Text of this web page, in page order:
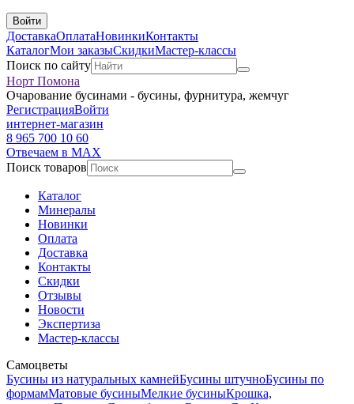
Войти
ДоставкаОплатаНовинкиКонтакты
КаталогМои заказыСкидкиМастер-классы
Поиск по сайту
Норт Помона
Очарование бусинами - бусины, фурнитура, жемчуг
РегистрацияВойти
интернет-магазин
8 965 700 10 60
Отвечаем в MAX
Поиск товаров
Каталог
Минералы
Новинки
Оплата
Доставка
Контакты
Скидки
Отзывы
Новости
Экспертиза
Мастер-классы
Самоцветы
Бусины из натуральных камнейБусины штучноБусины по
формамМатовые бусиныМелкие бусиныКрошка,